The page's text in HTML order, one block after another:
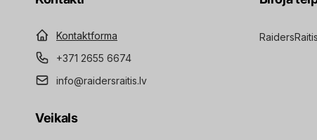
Kontaktforma
+371 2655 6674
info@raidersraitis.lv
Veikals